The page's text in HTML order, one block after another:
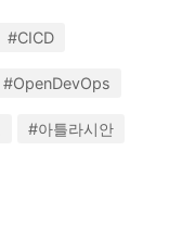
#CICD
#OpenDevOps
#아틀라시안